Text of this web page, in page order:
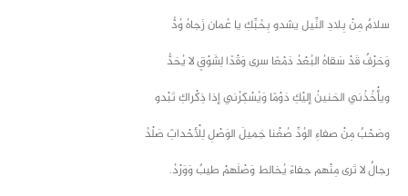
سلامٌ مِنْ بِلادِ النِّيل يشدو بِحُبِّكِ يا عُمان زَجاهُ وُدُّ
وَحَرْفٌ قَدْ سَقاهُ البُعْدُ دَمْعًا سرى وَقْدًا لِشَوْقٍ لا يُحَدُّ
ويأْخُذُني الحَنينُ إليْكِ دَوْمًا وَيُسْكِرُني إذا ذِكْراكِ تَبْدو
وصَحْبٌ مِنْ صفاءِ الوُدِّ صُغْنا جَميلَ الوَصْلِ لِلْأحْداثِ صَلْدُ
رجالٌ لا تَرى مِنْهم جفاءً يُخالط وَصْلَهمْ طيبٌ وَوَرْدُ.